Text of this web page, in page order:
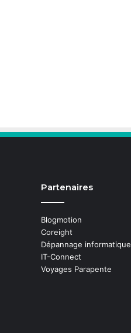
Partenaires
Blogmotion
Coreight
Dépannage informatique
IT-Connect
Voyages Parapente